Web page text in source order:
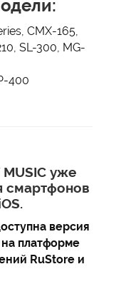
CMX-165,
SL-300, MG-
400
уже
смартфонов
версия
платформе
RuStore и